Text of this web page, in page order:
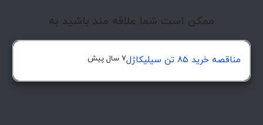
ممکن است شما علاقه مند باشید به
مناقصه خرید 85 تن سیلیکاژل 7 سال پیش